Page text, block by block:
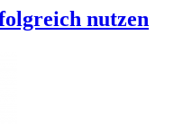
nutzen